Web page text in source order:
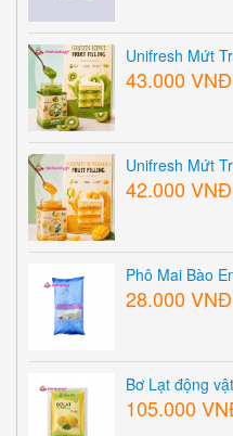
Unifresh Mứt
43.000 VNĐ
Unifresh Mứt
42.000 VNĐ
Phô Mai Bào
28.000 VNĐ
Bơ Lạt động
105.000